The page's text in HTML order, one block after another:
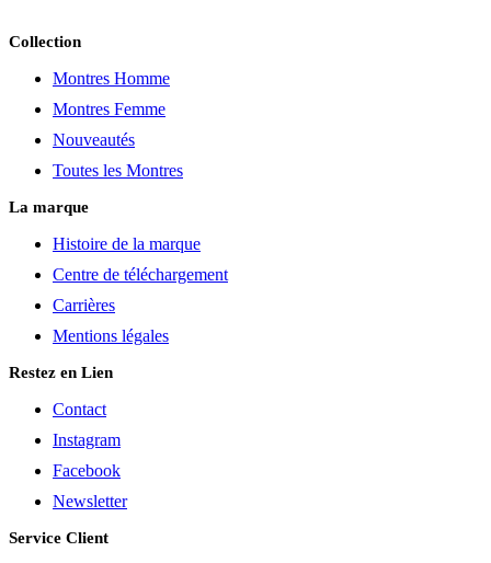
Collection
Montres Homme
Montres Femme
Nouveautés
Toutes les Montres
La marque
Histoire de la marque
Centre de téléchargement
Carrières
Mentions légales
Restez en Lien
Contact
Instagram
Facebook
Newsletter
Service Client